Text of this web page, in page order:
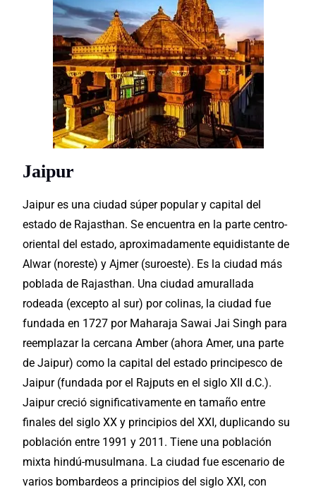
Jaipur
Jaipur es una ciudadsúper populary capital del
estado de Rajasthan. Se encuentra en la parte centro-
oriental del estado, aproximadamente equidistante de
Alwar (noreste) y Ajmer (suroeste). Es la ciudad más
poblada de Rajasthan. Una ciudad amurallada
rodeada (excepto al sur) por colinas, la ciudad fue
fundada en 1727 por Maharaja Sawai Jai Singh para
reemplazar la cercana Amber (ahora Amer, una parte
de Jaipur) como la capital del estado principesco de
Jaipur (fundada por el Rajputs en el siglo XII d.C.).
Jaipur creció significativamente en tamaño entre
finales del siglo XX y principios del XXI, duplicando su
población entre 1991 y 2011. Tiene una población
mixta hindú-musulmana. La ciudad fue escenario de
varios bombardeos a principios del siglo XXI, con